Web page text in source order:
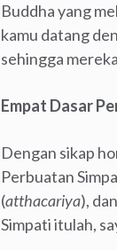
Buddha yang
kamu datang
sehingga
Empat Dasar
Dengan sikap
Perbuatan
(atthacariya),
Simpati itulah,